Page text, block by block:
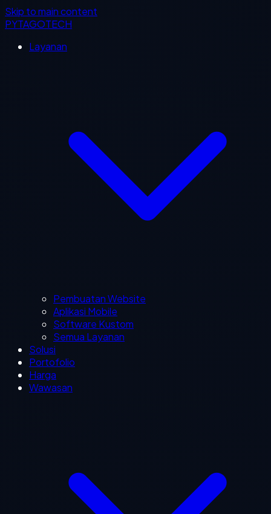
Skip to main content
PYTAGOTECH
Layanan
Pembuatan Website
Aplikasi Mobile
Software Kustom
Semua Layanan
Solusi
Portofolio
Harga
Wawasan